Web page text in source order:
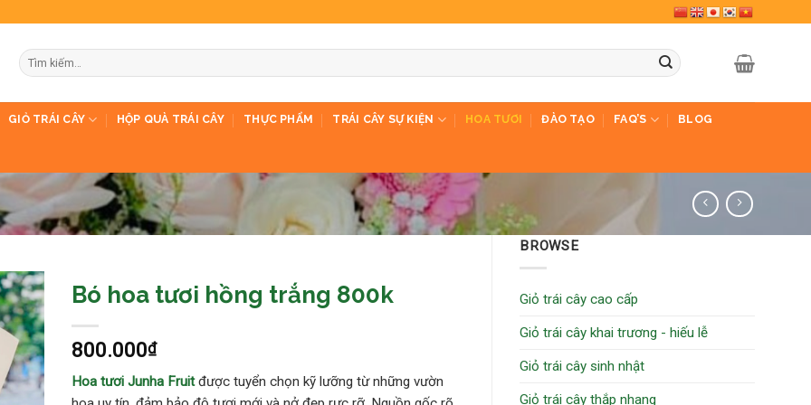
Tìm
kiếm:
GIỎ TRÁI CÂY HỘP QUÀ TRÁI CÂY THỰC PHẨM TRÁI CÂY SỰ KIỆN HOA TƯƠI ĐÀO TẠO FAQ’S BLOG
BROWSE
Giỏ trái cây cao cấp
Giỏ trái cây khai trương - hiếu lễ
Giỏ trái cây sinh nhật
Giỏ trái cây thắp nhang
Bó hoa tươi hồng trắng 800k
800.000₫
Hoa tươi Junha Fruitđược tuyển chọn kỹ lưỡng từ những vườn